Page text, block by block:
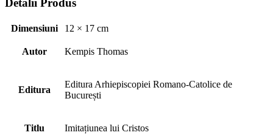
Detalii Produs
Dimensiuni 12 × 17 cm
Autor Kempis Thomas
Editura
Editura Arhiepiscopiei Romano-Catolice de
București
Titlu Imitațiunea lui Cristos